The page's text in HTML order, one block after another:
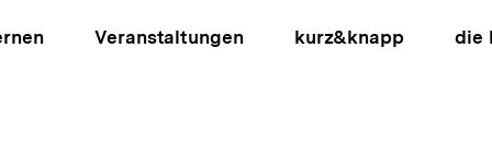
Veranstaltungen kurz&knapp die